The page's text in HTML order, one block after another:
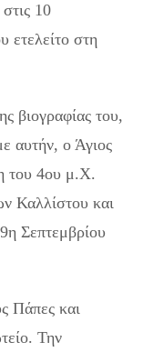
10
στη
βιογραφίας του,
αυτήν, ο Άγιος
του 4ου μ.Χ.
Καλλίστου και
Σεπτεμβρίου
Πάπες και
Την